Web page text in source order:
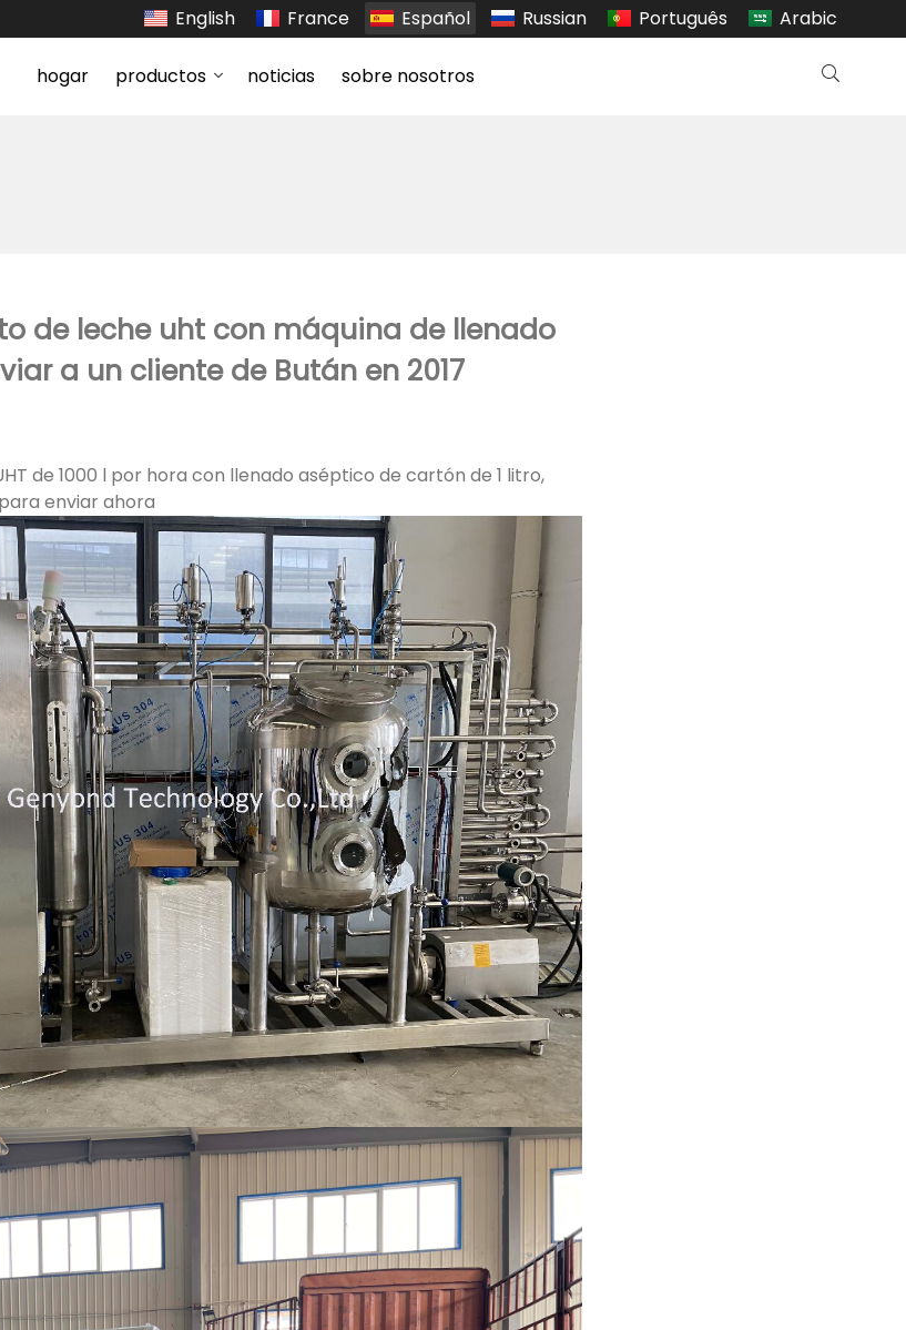
English France Español Russian Português Arabic
hogar productos noticias sobre nosotros
de leche uht con máquina de llenado
a un cliente de Bután en 2017
de 1000 l por hora con llenado aséptico de cartón de 1 litro,
enviar ahora